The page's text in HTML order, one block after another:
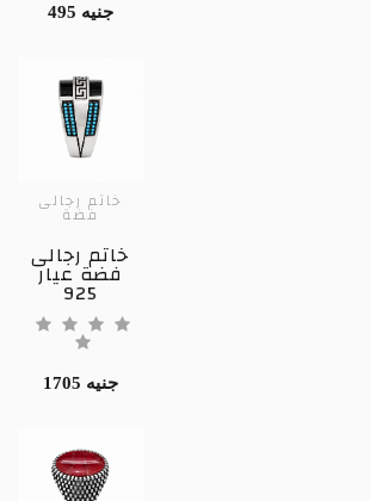
495 جنيه
خاتم رجالى
فضة
خاتم رجالى
فضة عيار
925
1705 جنيه